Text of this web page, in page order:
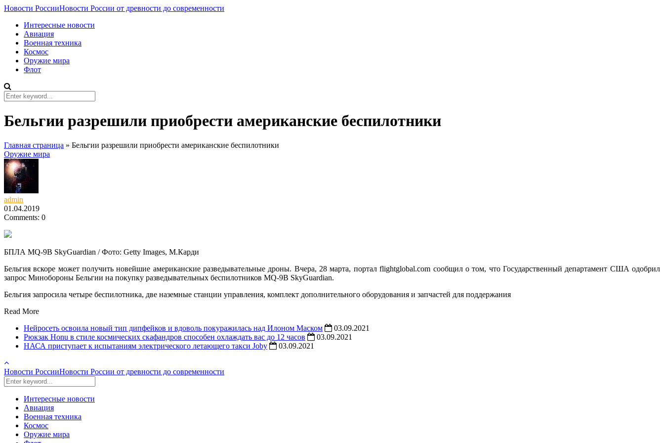
Новости РоссииНовости России от древности до современности
Интересные новости
Авиация
Военная техника
Космос
Оружие мира
Флот
Бельгии разрешили приобрести американские беспилотники
Главная страница » Бельгии разрешили приобрести американские беспилотники
Оружие мира
admin
01.04.2019
Comments: 0
БПЛА MQ-9B SkyGuardian / Фото: Getty Images, М.Карди
Бельгия вскоре может получить новейшие американские разведывательные дроны. Вчера, 28 марта, портал flightglobal.com сообщил о том, что Государственный департамент США одобрил
запрос Минобороны Бельгии на покупку разведывательных беспилотников MQ-9B SkyGuardian.
Бельгия запросила четыре беспилотника, две наземные станции управления, комплект дополнительного оборудования и запчастей для поддержания
Read More
Нейросеть освоила новый тип дипфейков и вдоволь покуражилась над Илоном Маском
03.09.2021
Рюкзак Honu в стиле космических скафандров способен охлаждать вас до 12 часов
03.09.2021
НАСА приступает к испытаниям электрического летающего такси Joby
03.09.2021
Новости РоссииНовости России от древности до современности
Интересные новости
Авиация
Военная техника
Космос
Оружие мира